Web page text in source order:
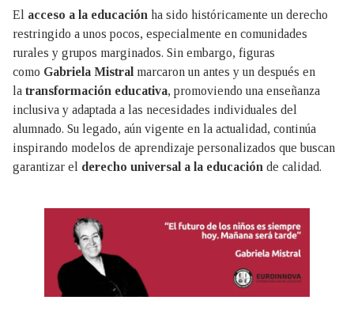
El acceso a la educación ha sido históricamente un derecho
restringido a unos pocos, especialmente en comunidades
rurales y grupos marginados. Sin embargo, figuras
como Gabriela Mistral marcaron un antes y un después en
la transformación educativa, promoviendo una enseñanza
inclusiva y adaptada a las necesidades individuales del
alumnado. Su legado, aún vigente en la actualidad, continúa
inspirando modelos de aprendizaje personalizados que buscan
garantizar el derecho universal a la educación de calidad.